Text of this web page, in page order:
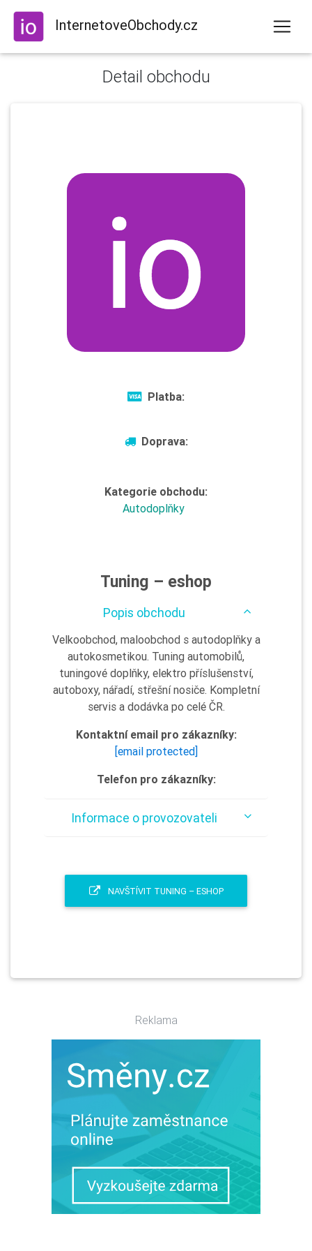
InternetoveObchody.cz
Detail obchodu
Platba:
Doprava:
Kategorie obchodu:
Autodoplňky
Tuning – eshop
Popis obchodu
Velkoobchod, maloobchod s autodoplňky a
autokosmetikou. Tuning automobilů,
tuningové doplňky, elektro příslušenství,
autoboxy, nářadí, střešní nosiče. Kompletní
servis a dodávka po celé ČR.
Kontaktní email pro zákazníky:
[email protected]
Telefon pro zákazníky:
Informace o provozovateli
NAVŠTÍVIT TUNING – ESHOP
Reklama